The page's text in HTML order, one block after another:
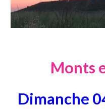
Monts
Dimanche